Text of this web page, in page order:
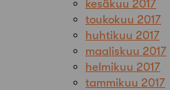
kesäkuu 2017
toukokuu 2017
huhtikuu 2017
maaliskuu 2017
helmikuu 2017
tammikuu 2017